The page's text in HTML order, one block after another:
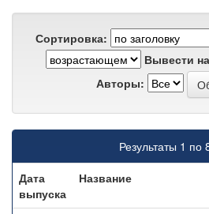
Сортировка:
Вывести
Авторы:
Результаты 1 по
Дата
выпуска
Название